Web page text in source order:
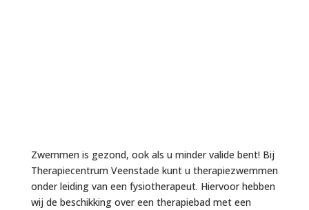
Zwemmen is gezond, ook als u minder valide bent! Bij
Therapiecentrum Veenstade kunt u therapiezwemmen
onder leiding van een fysiotherapeut. Hiervoor hebben
wij de beschikking over een therapiebad met een